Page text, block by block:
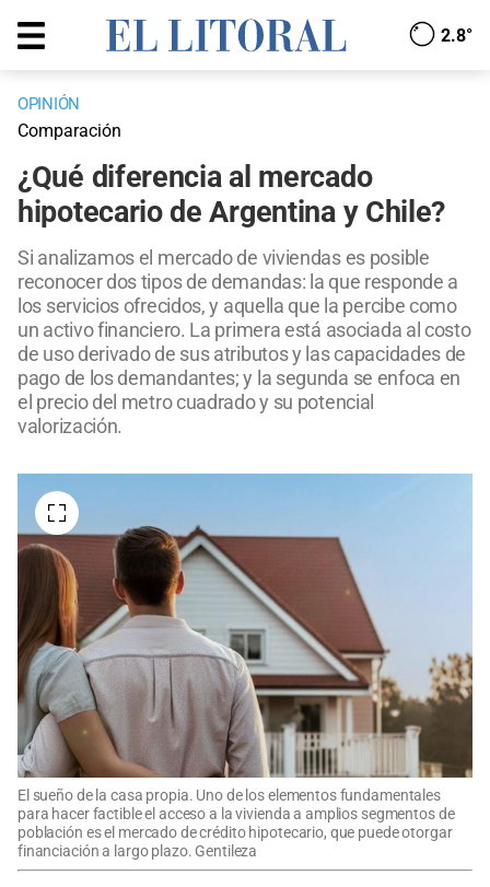
2.8°
OPINIÓN
Comparación
¿Qué diferencia al mercado
hipotecario de Argentina y Chile?
Si analizamos el mercado de viviendas es posible
reconocer dos tipos de demandas: la que responde a
los servicios ofrecidos, y aquella que la percibe como
un activo financiero. La primera está asociada al costo
de uso derivado de sus atributos y las capacidades de
pago de los demandantes; y la segunda se enfoca en
el precio del metro cuadrado y su potencial
valorización.
El sueño de la casa propia. Uno de los elementos fundamentales
para hacer factible el acceso a la vivienda a amplios segmentos de
población es el mercado de crédito hipotecario, que puede otorgar
financiación a largo plazo. Gentileza